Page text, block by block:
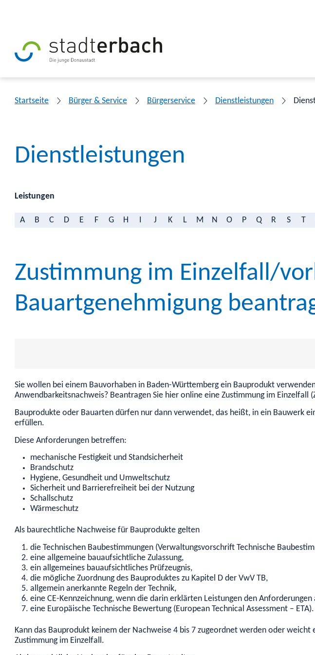
Startseite Bürger & Service Bürgerservice Dienstleistungen
Dienstleistungen
Leistungen
A B C D E F G H J K L M N O P Q R S T
Zustimmung im Einzelfall/
Bauartgenehmigung
Sie wollen bei einem Bauvorhaben in Baden-Württemberg ein Bauprodukt
Anwendbarkeitsnachweis? Beantragen Sie hier online eine Zustimmung im Einzelfall
Bauprodukte oder Bauarten dürfen nur dann verwendet, das heißt, in ein Bauwerk
erfüllen.
Diese Anforderungen betreffen:
mechanische Festigkeit und Standsicherheit
Brandschutz
Hygiene, Gesundheit und Umweltschutz
Sicherheit und Barrierefreiheit bei der Nutzung
Schallschutz
Wärmeschutz
Als baurechtliche Nachweise für Bauprodukte gelten
die Technischen Baubestimmungen (Verwaltungsvorschrift Technische
eine allgemeine bauaufsichtliche Zulassung,
ein allgemeines bauaufsichtliches Prüfzeugnis,
die mögliche Zuordnung des Bauproduktes zu Kapitel D der VwV TB,
allgemein anerkannte Regeln der Technik,
eine CE-Kennzeichnung, wenn die darin erklärten Leistungen den Anforderungen
eine Europäische Technische Bewertung (European Technical Assessment – ETA).
Kann das Bauprodukt keinem der Nachweise 4 bis 7 zugeordnet werden oder
Zustimmung im Einzelfall.